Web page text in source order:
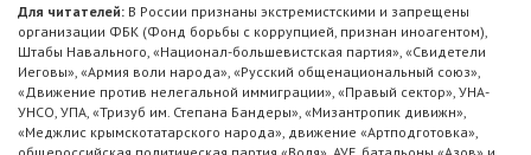
Для читателей: В России признаны экстремистскими и запрещены
организации ФБК (Фонд борьбы с коррупцией, признан иноагентом),
Штабы Навального, «Национал-большевистская партия», «Свидетели
Иеговы», «Армия воли народа», «Русский общенациональный союз»,
«Движение против нелегальной иммиграции», «Правый сектор», УНА-
УНСО, УПА, «Тризуб им. Степана Бандеры», «Мизантропик дивижн»,
«Меджлис крымскотатарского народа», движение «Артподготовка»,
общероссийская политическая партия «Воля», АУЕ, батальоны «Азов» и